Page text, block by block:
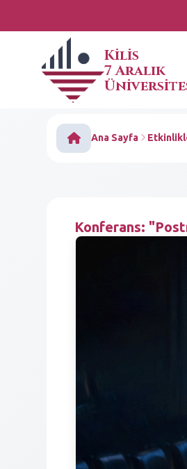
Kilis
7 Aralık
Ana Sayfa
Konferans: